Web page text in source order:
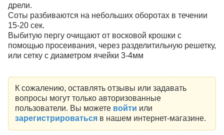
дрели.
Соты разбиваются на небольших оборотах в течении
15-20 сек.
Выбитую пергу очищают от восковой крошки с
помощью просеивания, через разделитильную решетку,
или сетку с диаметром ячейки 3-4мм
К сожалению, оставлять отзывы или задавать
вопросы могут только авторизованные
пользователи. Вы можете войти или
зарегистрироватьсяв нашем интернет-магазине.